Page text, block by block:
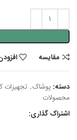
مقایسه
دسته: پوشاک,
محصولات
اشتراک گذاری: